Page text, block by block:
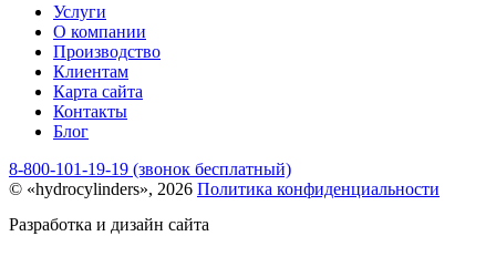
Услуги
О компании
Производство
Клиентам
Карта сайта
Контакты
Блог
8-800-101-19-19 (звонок бесплатный)
© «hydrocylinders», 2026 Политика конфиденциальности
Разработка и дизайн сайта